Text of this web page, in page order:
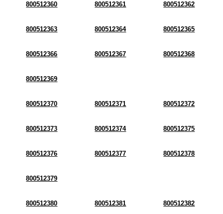
800512360 800512361 800512362
800512363 800512364 800512365
800512366 800512367 800512368
800512369
800512370 800512371 800512372
800512373 800512374 800512375
800512376 800512377 800512378
800512379
800512380 800512381 800512382